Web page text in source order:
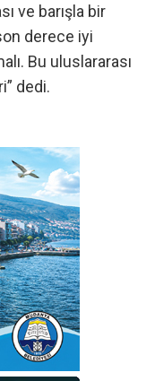
ve barışla bir
derece iyi
Bu uluslararası
dedi.